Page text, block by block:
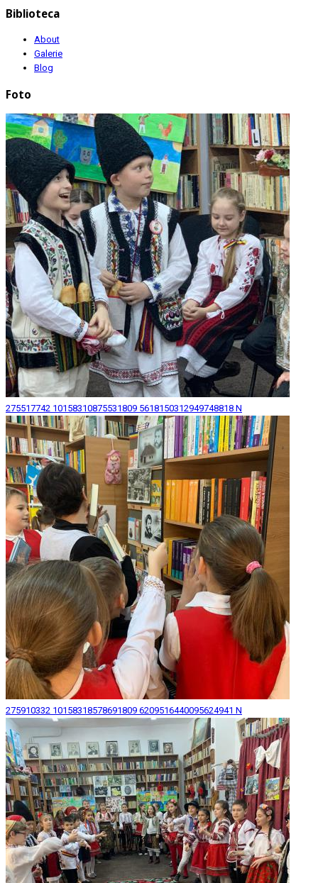
Biblioteca
About
Galerie
Blog
Foto
275517742 10158310875531809 5618150312949748818 N
275910332 10158318578691809 6209516440095624941 N